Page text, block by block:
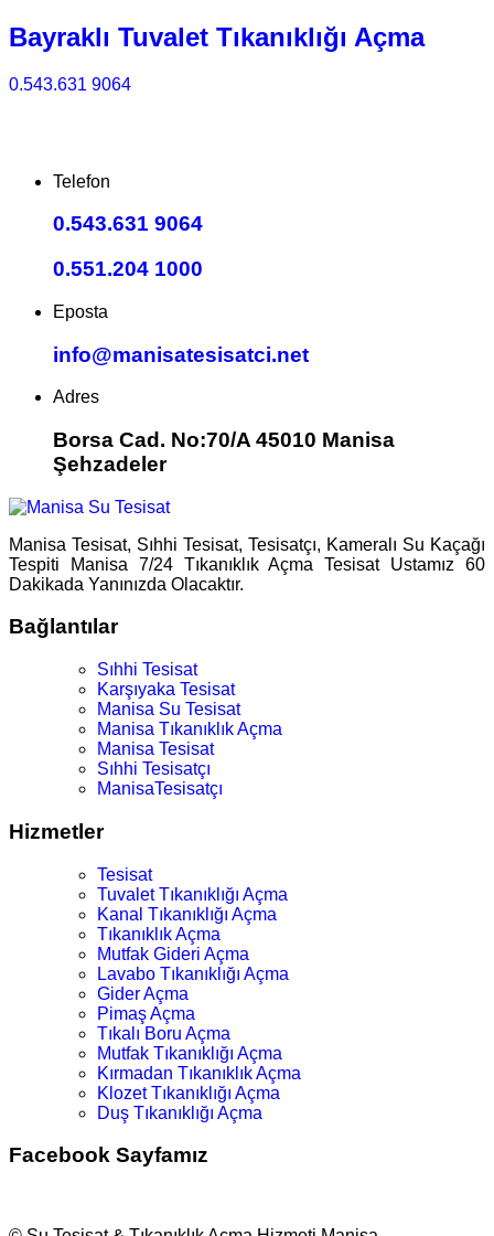
Bayraklı Tuvalet Tıkanıklığı Açma
0.543.631 9064
Telefon
0.543.631 9064
0.551.204 1000
Eposta
info@manisatesisatci.net
Adres
Borsa Cad. No:70/A 45010 Manisa
Şehzadeler
Manisa Tesisat, Sıhhi Tesisat, Tesisatçı, Kameralı Su Kaçağı
Tespiti Manisa 7/24 Tıkanıklık Açma Tesisat Ustamız 60
Dakikada Yanınızda Olacaktır.
Bağlantılar
Sıhhi Tesisat
Karşıyaka Tesisat
Manisa Su Tesisat
Manisa Tıkanıklık Açma
Manisa Tesisat
Sıhhi Tesisatçı
ManisaTesisatçı
Hizmetler
Tesisat
Tuvalet Tıkanıklığı Açma
Kanal Tıkanıklığı Açma
Tıkanıklık Açma
Mutfak Gideri Açma
Lavabo Tıkanıklığı Açma
Gider Açma
Pimaş Açma
Tıkalı Boru Açma
Mutfak Tıkanıklığı Açma
Kırmadan Tıkanıklık Açma
Klozet Tıkanıklığı Açma
Duş Tıkanıklığı Açma
Facebook Sayfamız